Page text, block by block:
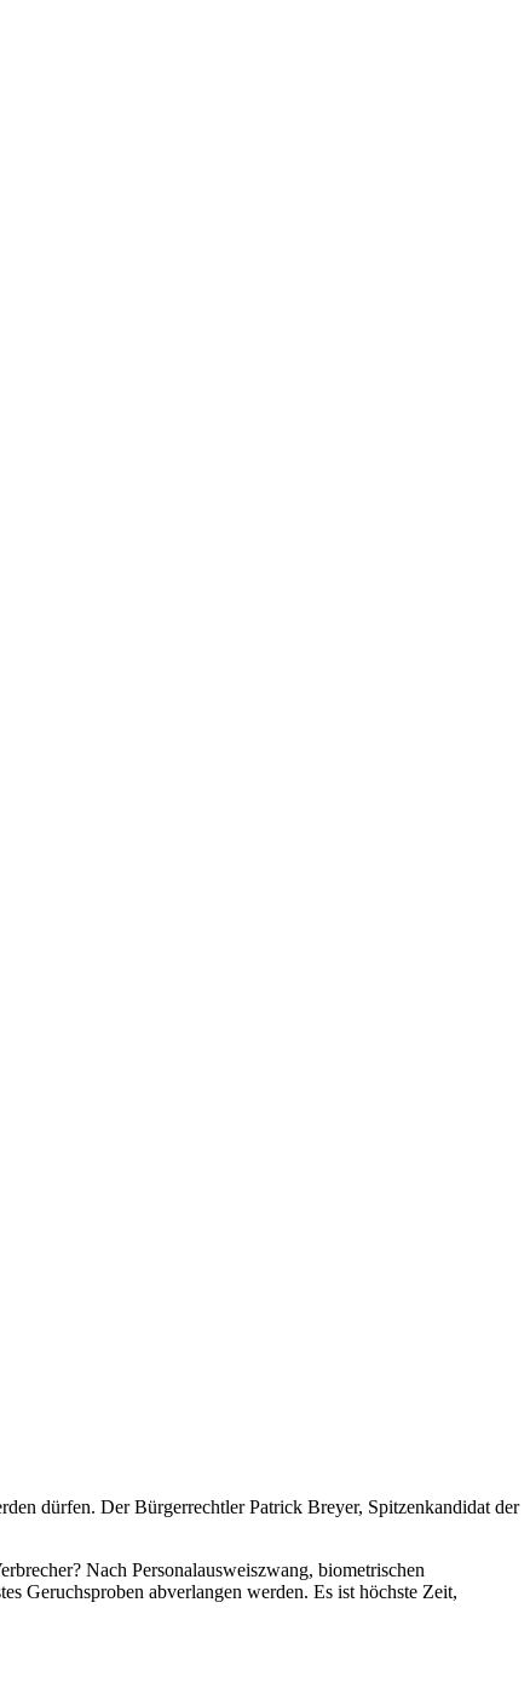
dürfen. Der Bürgerrechtler Patrick Breyer, Spitzenkandidat der
Nach Personalausweiszwang, biometrischen
Geruchsproben abverlangen werden. Es ist höchste Zeit,